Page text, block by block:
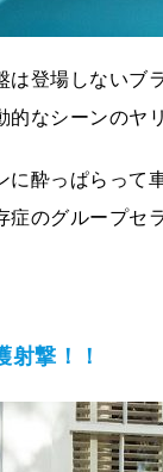
は登場しないブ
的なシーンのヤ
に酔っぱらって
症のグループセ
射撃！！